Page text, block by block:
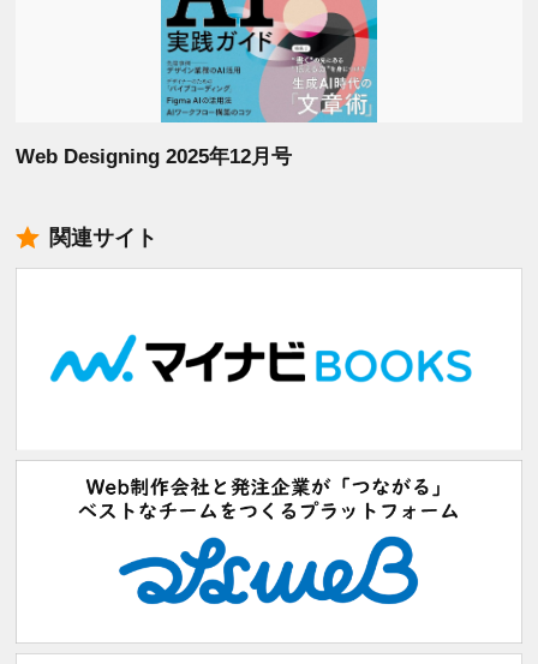
Web Designing 2025年12月号
関連サイト